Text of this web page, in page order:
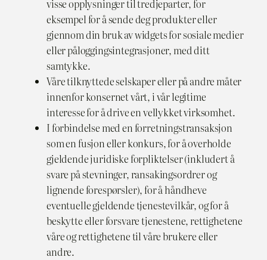
visse opplysninger til tredjeparter, for
eksempel for å sende deg produkter eller
gjennom din bruk av widgets for sosiale medier
eller påloggingsintegrasjoner, med ditt
samtykke.
Våre tilknyttede selskaper eller på andre måter
innenfor konsernet vårt, i vår legitime
interesse for å drive en vellykket virksomhet.
I forbindelse med en forretningstransaksjon
som en fusjon eller konkurs, for å overholde
gjeldende juridiske forpliktelser (inkludert å
svare på stevninger, ransakingsordrer og
lignende forespørsler), for å håndheve
eventuelle gjeldende tjenestevilkår, og for å
beskytte eller forsvare tjenestene, rettighetene
våre og rettighetene til våre brukere eller
andre.